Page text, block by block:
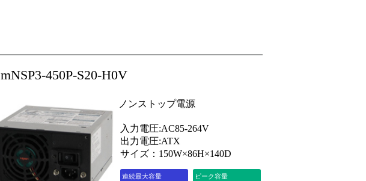
mNSP3-450P-S20-H0V
ノンストップ電源
入力電圧:AC85-264V
出力電圧:ATX
サイズ：150W×86H×140D
連続最大容量 ピーク容量